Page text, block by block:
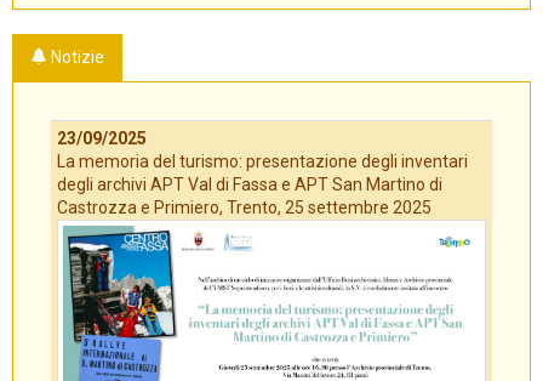
Notizie
23/09/2025
La memoria del turismo: presentazione degli inventari
degli archivi APT Val di Fassa e APT San Martino di
Castrozza e Primiero, Trento, 25 settembre 2025